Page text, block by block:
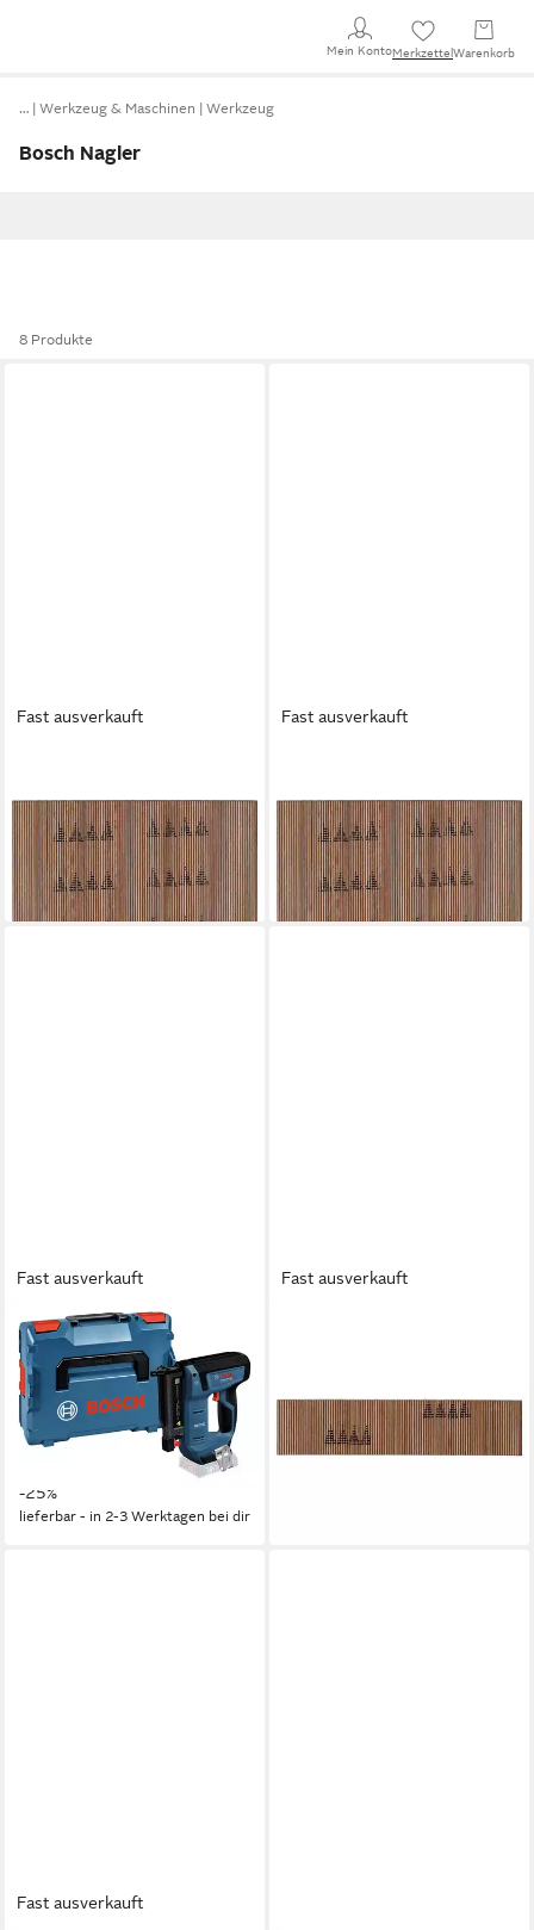
Mein KontoMerkzettel Warenkorb
… Werkzeug & Maschinen Werkzeug
Bosch Nagler
8 Produkte
Fast ausverkauft
2607017752 Stifte für
Stiftnagler
29,94 €
lieferbar - in 2-3 Werktagen bei dir
Fast ausverkauft
2607017754 Stifte für
Stiftnagler
36,94 €
lieferbar - in 2-3 Werktagen bei dir
Fast ausverkauft
BOSCH
Akku-Stauchkopfnagler GNH
18V-35, 18 in V, Holznagler
Heavy Duty Ohne Akku - in L-
BOXX 136
524,79 €
-25%
lieferbar - in 2-3 Werktagen bei dir
Fast ausverkauft
Stiftnagler
26,94 €
lieferbar - in 2-3 Werktagen bei dir
Fast ausverkauft